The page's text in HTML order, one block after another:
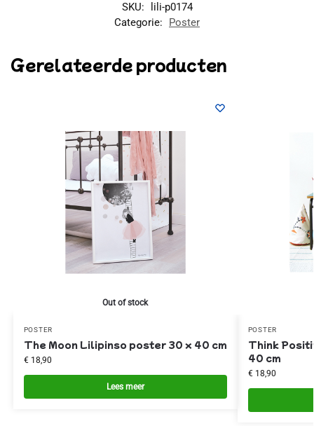
SKU:
lili-p0174
Categorie:
Poster
Gerelateerde producten
Out of stock
POSTER
The Moon Lilipinso poster 30 x 40 cm
€18,90
Lees meer
POSTER
Think
40 cm
€18,90